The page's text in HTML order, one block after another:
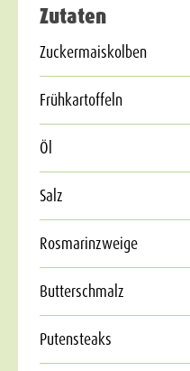
Zutaten
Zuckermaiskolben
Frühkartoffeln
Öl
Salz
Rosmarinzweige
Butterschmalz
Putensteaks